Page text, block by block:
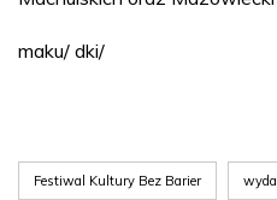
maku/ dki/
Festiwal Kultury Bez Barier